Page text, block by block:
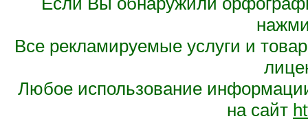
Все рекламируемые услуги и
Любое использование
на сайт